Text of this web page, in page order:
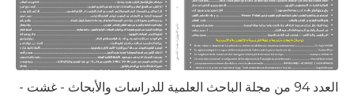
العدد 94 من مجلة الباحث العلمية للدراسات والأبحاث - غشت -